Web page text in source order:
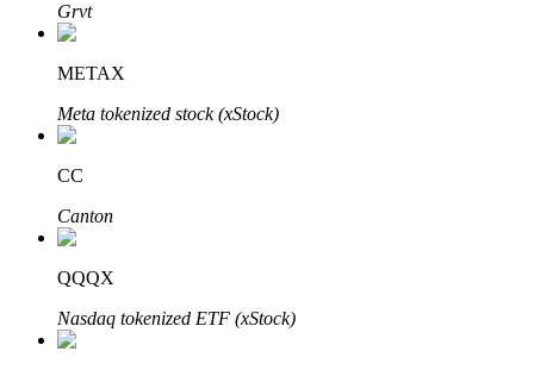
พันธมิตร Bitrue
มากถึง 65% คอมมิชชั่น!
Grvt
METAX
Meta tokenized stock (xStock)
CC
Canton
QQQX
Nasdaq tokenized ETF (xStock)